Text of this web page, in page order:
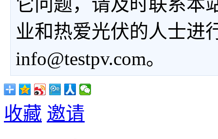
业和热爱光伏的人士进
info@testpv.com。
收藏 邀请